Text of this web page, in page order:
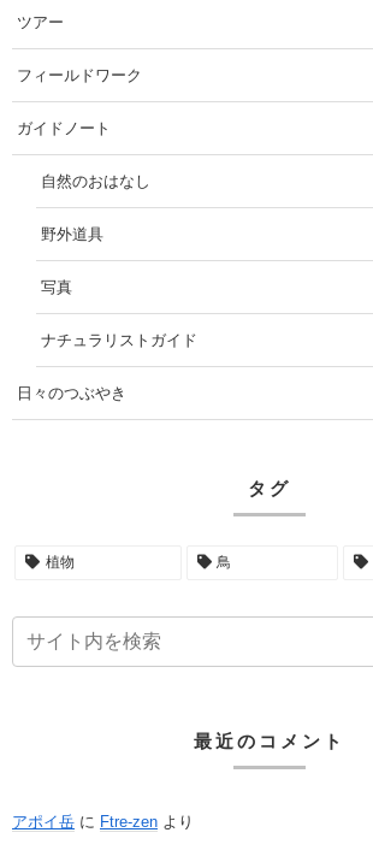
ツアー
フィールドワーク
ガイドノート
自然のおはなし
野外道具
写真
ナチュラリストガイド
日々のつぶやき
タグ
植物 鳥
最近のコメント
アポイ岳 に Ftre-zen より